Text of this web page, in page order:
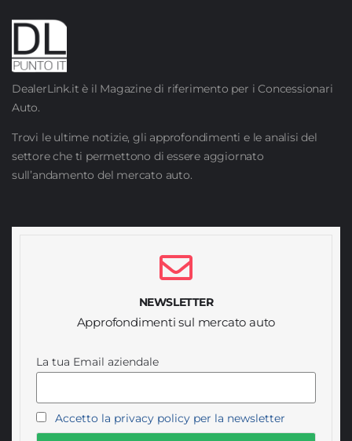
DealerLink.it è il Magazine di riferimento per i Concessionari
Auto.
Trovi le ultime notizie, gli approfondimenti e le analisi del
settore che ti permettono di essere aggiornato
sull’andamento del mercato auto.
NEWSLETTER
Approfondimenti sul mercato auto
La tua Email aziendale
Accetto la privacy policy per la newsletter